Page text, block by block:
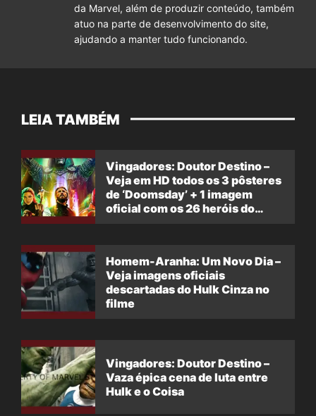
da Marvel, além de produzir conteúdo, também
atuo na parte de desenvolvimento do site,
ajudando a manter tudo funcionando.
LEIA TAMBÉM
Vingadores: Doutor Destino –
Veja em HD todos os 3 pôsteres
de ‘Doomsday’ + 1 imagem
oficial com os 26 heróis do
Homem-Aranha: Um Novo Dia –
Veja imagens oficiais
descartadas do Hulk Cinza no
filme
Vingadores: Doutor Destino –
Vaza épica cena de luta entre
Hulk e o Coisa